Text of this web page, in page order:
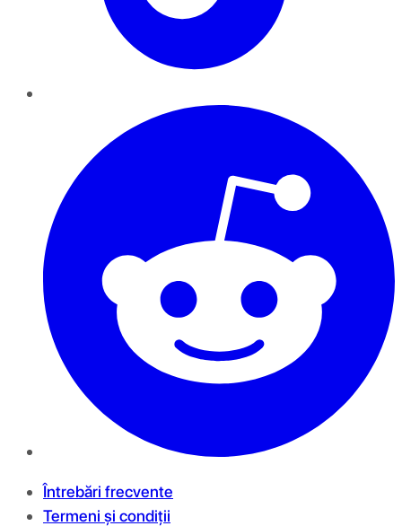
Întrebări frecvente
Termeni și condiții